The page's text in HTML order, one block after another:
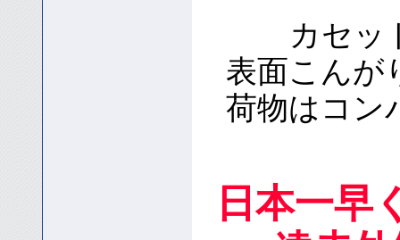
カセッ
表面こんが
荷物はコン
日本一早